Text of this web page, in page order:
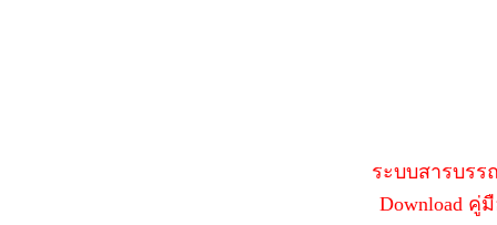
ระบบสารบรร
Download คู่